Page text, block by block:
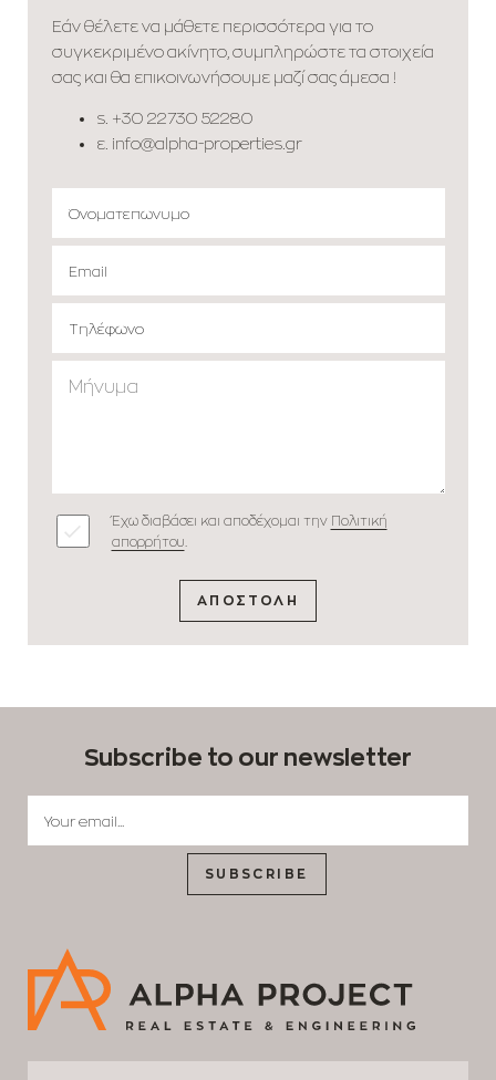
Εάν θέλετε να μάθετε περισσότερα για το
συγκεκριμένο ακίνητο, συμπληρώστε τα στοιχεία
σας και θα επικοινωνήσουμε μαζί σας άμεσα !
s. +30 22730 52280
ε. info@alpha-properties.gr
Έχω διαβάσει και αποδέχομαι την Πολιτική
απορρήτου
ΑΠΟΣΤΟΛΗ
Subscribe to our newsletter
SUBSCRIBE